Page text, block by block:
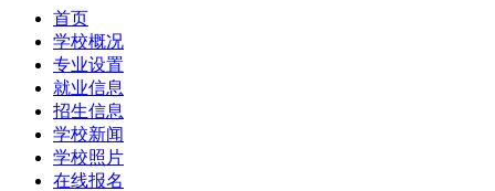
首页
学校概况
专业设置
就业信息
招生信息
学校新闻
学校照片
在线报名